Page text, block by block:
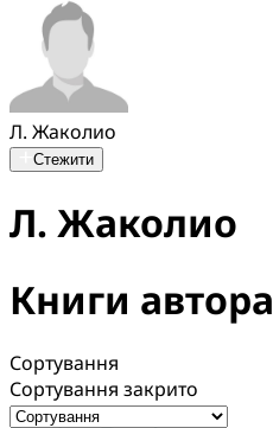
Л. Жаколио
Стежити
Л. Жаколио
Книги автора
Сортування
Сортування закрито